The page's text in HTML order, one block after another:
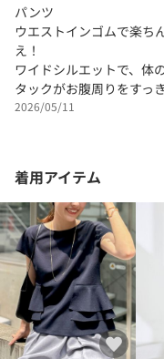
パンツ
ウエストインゴムで楽ち
え！
ワイドシルエットで、体
タックがお腹周りをすっ
2026/05/11
着用アイテム